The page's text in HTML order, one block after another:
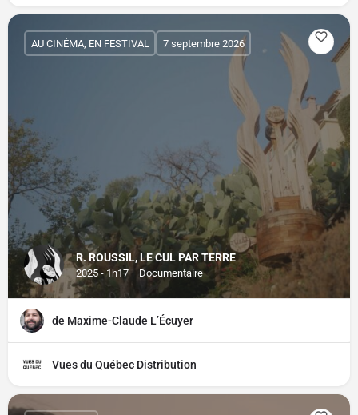
R. ROUSSIL, LE CUL PAR TERRE
2025 - 1h17 Documentaire
AU CINÉMA, EN FESTIVAL 7 septembre 2026
de Maxime-Claude L’Écuyer
Vues du Québec Distribution